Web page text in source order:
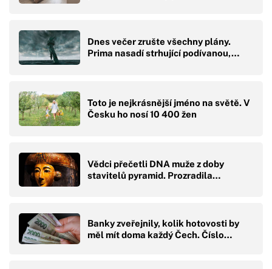
Dnes večer zrušte všechny plány.
Prima nasadí strhující podívanou,…
Toto je nejkrásnější jméno na světě. V
Česku ho nosí 10 400 žen
Vědci přečetli DNA muže z doby
stavitelů pyramid. Prozradila…
Banky zveřejnily, kolik hotovosti by
měl mít doma každý Čech. Číslo…